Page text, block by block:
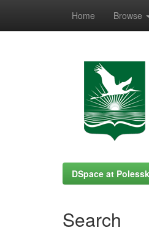
Home Browse
DSpace at
Search